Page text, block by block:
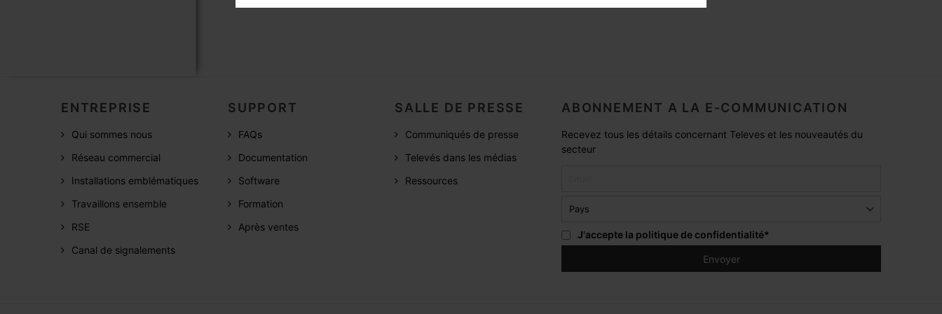
ENTREPRISE
Qui sommes nous
Réseau commercial
Installations emblématiques
Travaillons ensemble
RSE
Canal de signalements
SUPPORT
FAQs
Documentation
Software
Formation
Après ventes
SALLE DE PRESSE
Communiqués de presse
Televés dans les médias
Ressources
ABONNEMENT A LA E-COMMUNICATION
Recevez tous les détails concernant Televes et les nouveautés du
secteur
J'accepte la politique de confidentialité*